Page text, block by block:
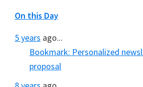
On this Day
5 years ago...
Bookmark: Personalized
proposal